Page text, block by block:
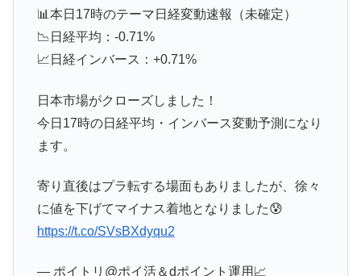
📊本日17時のテーマ日経変動速報（未確定）
📉日経平均：-0.71%
📈日経インバース：+0.71%
日本市場がクローズしました！
今日17時の日経平均・インバース変動予測になり
ます。
寄り直後はプラ転する場面もありましたが、徐々
に値を下げてマイナス着地となりました😰
https://t.co/SVsBXdyqu2
— ポイトリ@ポイ活＆dポイント運用📈